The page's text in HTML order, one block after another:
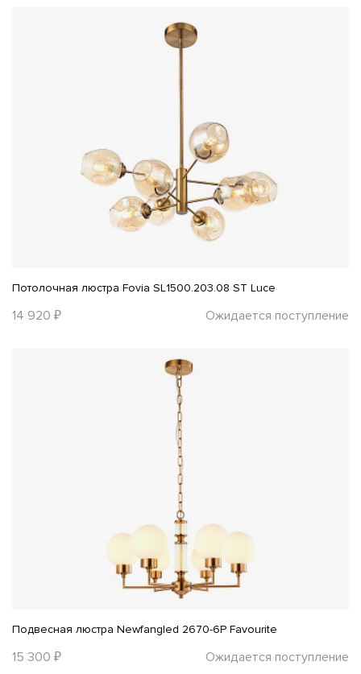
Потолочная люстра Fovia SL1500.203.08 ST Luce
14 920 ₽ Ожидается поступление
Подвесная люстра Newfangled 2670-6P Favourite
15 300 ₽ Ожидается поступление